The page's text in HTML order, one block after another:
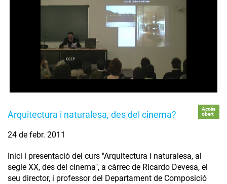
Arquitectura i naturalesa, des del cinema?
Accés
obert
24 de febr. 2011
Inici i presentació del curs "Arquitectura i naturalesa, al
segle XX, des del cinema", a càrrec de Ricardo Devesa, el
seu director, i professor del Departament de Composició